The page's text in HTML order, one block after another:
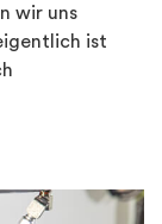
wir uns
ist